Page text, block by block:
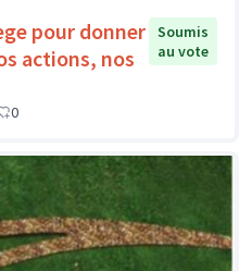
pour donner
actions, nos
Soumis
au vote
0